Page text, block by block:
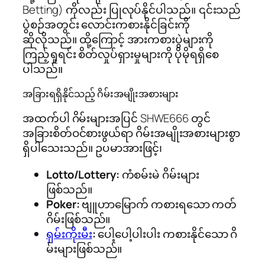
Betting) ကိုလည်း ပြုလုပ်နိုင်ပါသည်။ ၎င်းသည်
ပွဲစဉ်အတွင်း လောင်းကစားနိုင်ခြင်းကို
ဆိုလိုသည်။ ထို့ကြောင့် အားကစားပွဲများကို
ကြည့်ရှုရင်း စိတ်လှုပ်ရှားမှုများကို ပိုမိုရရှိစေ
ပါသည်။
အခြားရရှိနိုင်သည့် ဂိမ်းအမျိုးအစားများ
အထက်ပါ ဂိမ်းများအပြင် SHWE666 တွင်
အခြားစိတ်ဝင်စားဖွယ်ရာ ဂိမ်းအမျိုးအစားများစွာ
ရှိပါသေးသည်။ ဥပမာအားဖြင့်၊
Lotto/Lottery: ကံစမ်းမဲ ဂိမ်းများ
ဖြစ်သည်။
Poker:ဗျူဟာမြောက် ကစားရသော ကတ်
ဂိမ်းဖြစ်သည်။
ရှမ်းကိုးမီး:ပေါ့ပေါ့ပါးပါး ကစားနိုင်သော ဂိ
မ်းများဖြစ်သည်။